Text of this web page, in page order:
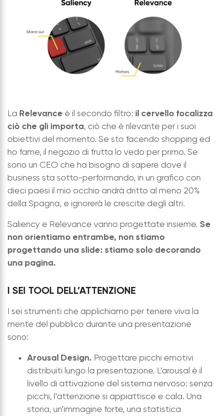
La Relevance è il secondo filtro: il cervello focalizza
ciò che gli importa, ciò che è rilevante per i suoi
obiettivi del momento. Se sto facendo shopping ed
ho fame, il negozio di frutta lo vedo per primo. Se
sono un CEO che ha bisogno di sapere dove il
business sta sotto-performando, in un grafico con
dieci paesi il mio occhio andrà dritto al meno 20%
della Spagna, e ignorerà le crescite degli altri.
Saliency e Relevance vanno progettate insieme. Se
non orientiamo entrambe, non stiamo
progettando una slide: stiamo solo decorando
una pagina.
I SEI TOOL DELL’ATTENZIONE
I sei strumenti che applichiamo per tenere viva la
mente del pubblico durante una presentazione
sono:
Arousal Design. Progettare picchi emotivi
distribuiti lungo la presentazione. L’arousal è il
livello di attivazione del sistema nervoso: senza
picchi, l’attenzione si appiattisce e cala. Una
storia, un’immagine forte, una statistica